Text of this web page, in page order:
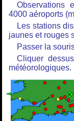
Observations
4000 aéroports
Les stations
jaunes et rouges
Passer la
Cliquer
météorologiques.